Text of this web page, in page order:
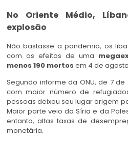
No Oriente Médio,
explosão
Não bastasse a pandemia, os
com os efeitos de uma
menos 190 mortos em 4 de
Segundo informe da ONU, de 7
com maior número de
pessoas deixou seu lugar origem
Maior parte veio da Síria e da
entanto, altas taxas de
monetária.